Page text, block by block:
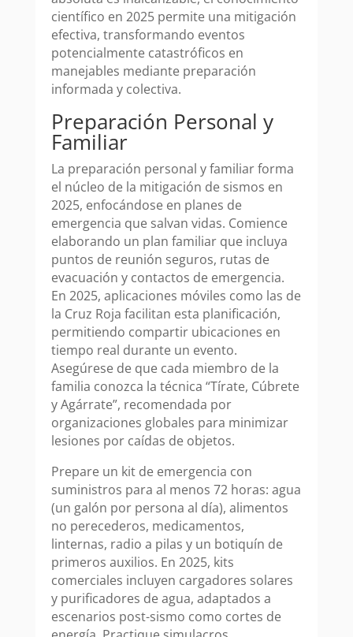
científico en 2025 permite una mitigación
efectiva, transformando eventos
potencialmente catastróficos en
manejables mediante preparación
informada y colectiva.
Preparación Personal y
Familiar
La preparación personal y familiar forma
el núcleo de la mitigación de sismos en
2025, enfocándose en planes de
emergencia que salvan vidas. Comience
elaborando un plan familiar que incluya
puntos de reunión seguros, rutas de
evacuación y contactos de emergencia.
En 2025, aplicaciones móviles como las de
la Cruz Roja facilitan esta planificación,
permitiendo compartir ubicaciones en
tiempo real durante un evento.
Asegúrese de que cada miembro de la
familia conozca la técnica “Tírate, Cúbrete
y Agárrate”, recomendada por
organizaciones globales para minimizar
lesiones por caídas de objetos.
Prepare un kit de emergencia con
suministros para al menos 72 horas: agua
(un galón por persona al día), alimentos
no perecederos, medicamentos,
linternas, radio a pilas y un botiquín de
primeros auxilios. En 2025, kits
comerciales incluyen cargadores solares
y purificadores de agua, adaptados a
escenarios post-sismo como cortes de